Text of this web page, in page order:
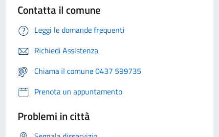
Contatta il comune
Leggi le domande frequenti
Richiedi Assistenza
Chiama il comune 0437 599735
Prenota un appuntamento
Problemi in città